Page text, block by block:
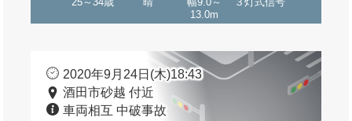
13.0m
2020年9月24日(木)18:43
酒田市砂越 付近
車両相互 中破事故